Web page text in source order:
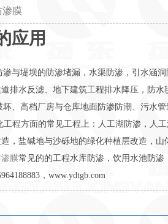
渗膜
应用
与堤坝的防渗堵漏，水渠防渗，引水涵
排水反滤、地下建筑工程排水降压，防水
、高档厂房与仓库地面防渗防潮、污水
程方面的常见工程上：人工湖防渗，人
，盐碱地与沙砾地的绿化种植层改造，山
渗膜常见的的工程水库防渗，饮用水池防渗
，www.ydtgb.com